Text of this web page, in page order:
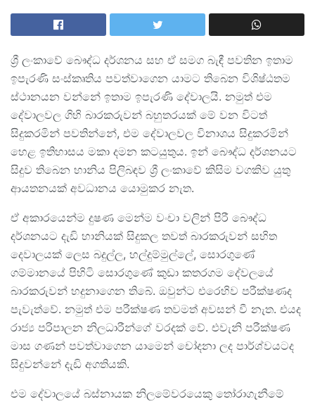
ශ්‍රී ලංකාවේ බෞද්ධ දර්ශනය සහ ඒ සමග බැඳී පවතින ඉතාම
ඉපැරණි සංස්කෘතිය පවත්වාගෙන යාමට තිබෙන විශිෂ්ඨතම
ස්ථානයන වන්නේ ඉතාම ඉපැරණි දේවාලයි. නමුත් එම
දේවාලවල ගිහි බාරකරුවන් බහුතරයක් මේ වන විටත්
සිදුකරමින් පවතින්නේ, එම දේවාලවල විනාශය සිදුකරමින්
හෙළ ඉතිහාසය මකා දමන කටයුතුය. ඉන් බෞද්ධ දර්ශනයට
සිදුව තිබෙන හානිය පිලිබඳව ශ්‍රී ලංකාවේ කිසිම වගකිව යුතු
ආයතනයක් අවධානය යොමුකර නැත.
ඒ අකාරයෙන්ම දුෂණ මෙන්ම වංචා වලින් පිරී බෞද්ධ
දර්ශනයට දැඩි හානියක් සිදුකල තවත් බාරකරුවන් සහිත
දෙවාලයක් ලෙස බදුල්ල, හල්දුම්මුල්ලේ, සොරගුණේ
ගම්මානයේ පිහිටි සොරගුණේ කුඩා කතරගම දේවලයේ
බාරකරුවන් හදුනාගෙන තිබේ. ඔවුන්ට එරෙහිව පරීක්ෂණද
පැවැත්වේ. නමුත් එම පරීක්ෂණ තවමත් අවසන් වී නැත. එයද
රාජ්‍ය පරිපාලන නිලධාරීන්ගේ වරදක් වේ. එවැනි පරීක්ෂණ
මාස ගණන් පවත්වාගෙන යාමෙන් චෝදනා ලද පාර්ශ්වයටද
සිදුවන්නේ දැඩි අගතියකි.
එම දේවාලයේ බස්නායක නිලමේවරයෙකු තෝරාගැනීමේ